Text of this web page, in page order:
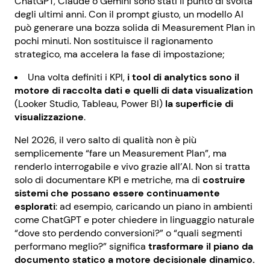
degli ultimi anni. Con il prompt giusto, un modello AI
può generare una bozza solida di Measurement Plan in
pochi minuti. Non sostituisce il ragionamento
strategico, ma accelera la fase di impostazione;
Una volta definiti i KPI, i tool di analytics sono il
motore di raccolta dati e quelli di data visualization
(Looker Studio, Tableau, Power BI) la superficie di
visualizzazione.
Nel 2026, il vero salto di qualità non è più
semplicemente “fare un Measurement Plan”, ma
renderlo interrogabile e vivo grazie all’AI. Non si tratta
solo di documentare KPI e metriche, ma di costruire
sistemi che possano essere continuamente
esplorati: ad esempio, caricando un piano in ambienti
come ChatGPT e poter chiedere in linguaggio naturale
“dove sto perdendo conversioni?” o “quali segmenti
performano meglio?” significa trasformare il piano da
documento statico a motore decisionale dinamico.